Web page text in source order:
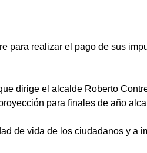
para realizar el pago de sus
dirige el alcalde Roberto
para finales de año
de vida de los ciudadanos y a